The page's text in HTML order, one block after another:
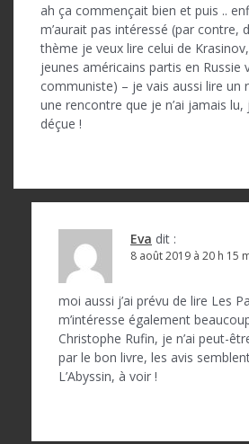
ah ça commençait bien et puis ..
m’aurait pas intéressé (par contre,
thème je veux lire celui de
jeunes américains partis en Russie
communiste) – je vais aussi lire un
une rencontre que je n’ai jamais lu,
déçue !
Eva dit :
8 août 2019 à 20 h 15
moi aussi j’ai prévu de lire Les
m’intéresse également
Christophe Rufin, je n’ai peut-
par le bon livre, les avis
L’Abyssin, à voir !